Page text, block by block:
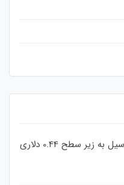
ارزش کاردانو با وجود هارد فورک واسیل به زیر سطح 0.44 دلاری